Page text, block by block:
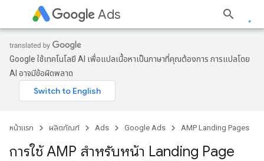
Ads
Google ใช้เทคโนโลยี AI เพื่อแปลเนื้อหาเป็นภาษาที่คุณต้องการ การแปลโดย
AI อาจมีข้อผิดพลาด
หน้าแรก ผลิตภัณฑ์ Ads Google Ads AMP Landing Pages
การใช้ AMP สําหรับหน้า Landing Page